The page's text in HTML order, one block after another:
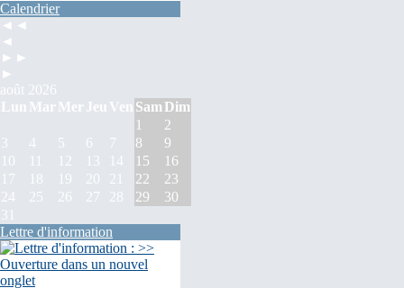
Calendrier
◄◄
◄
►►
►
août 2026
Lun Mar Mer Jeu Ven Sam Dim
1
2
3
4 5 6 7 8
9
10
11 12 13 14 15
16
17
18 19 20 21 22
23
24
25 26 27 28 29
30
31
Lettre d'information